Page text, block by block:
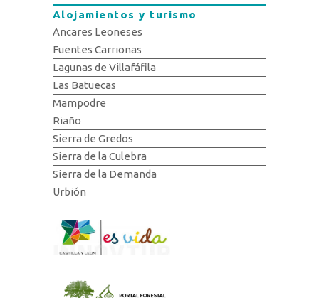
Alojamientos y turismo
Ancares Leoneses
Fuentes Carrionas
Lagunas de Villafáfila
Las Batuecas
Mampodre
Riaño
Sierra de Gredos
Sierra de la Culebra
Sierra de la Demanda
Urbión